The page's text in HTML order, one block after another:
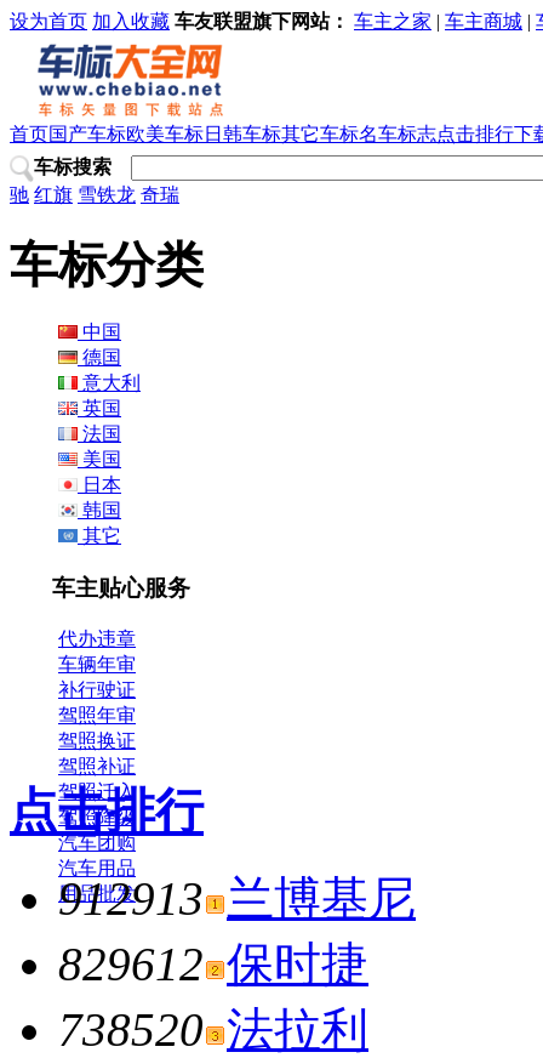
设为首页 加入收藏 车友联盟旗下网站： 车主之家 | 车主商城 |
首页国产车标欧美车标日韩车标其它车标名车标志点击排行下
车标搜索
驰 红旗 雪铁龙 奇瑞
车标分类
中国
德国
意大利
英国
法国
美国
日本
韩国
其它
车主贴心服务
代办违章
车辆年审
补行驶证
驾照年审
驾照换证
驾照补证
驾照迁入
驾照降级
汽车团购
汽车用品
用品批发
点击排行
912913 兰博基尼
829612 保时捷
738520 法拉利